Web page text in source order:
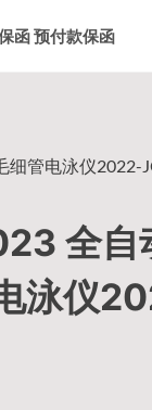
函 预付款保函
细管电泳仪2022-
全自
泳仪